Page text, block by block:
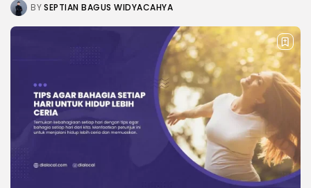
BYSEPTIAN BAGUS WIDYACAHYA